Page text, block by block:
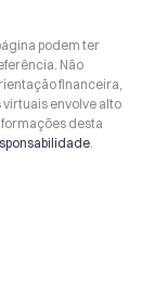
podem ter
Não
financeira,
envolve alto
desta
.